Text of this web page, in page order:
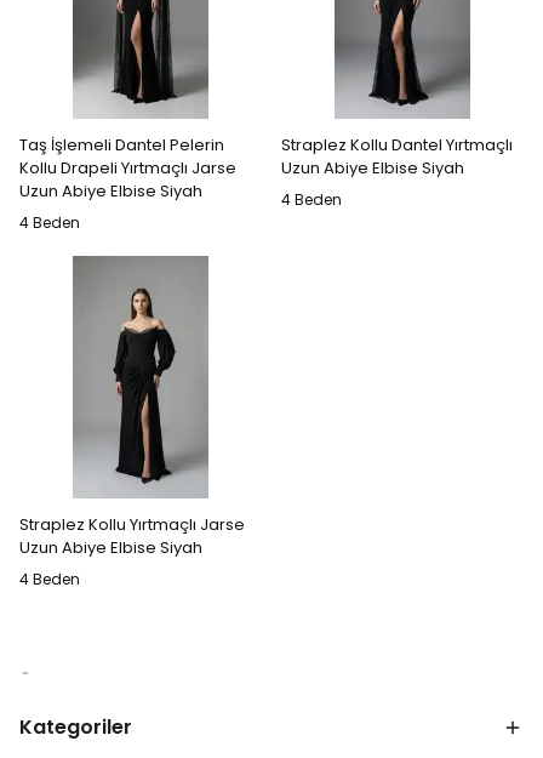
Taş İşlemeli Dantel Pelerin
Kollu Drapeli Yırtmaçlı Jarse
Uzun Abiye Elbise Siyah
4 Beden
Straplez Kollu Dantel Yırtmaçlı
Uzun Abiye Elbise Siyah
4 Beden
Straplez Kollu Yırtmaçlı Jarse
Uzun Abiye Elbise Siyah
4 Beden
Kategoriler